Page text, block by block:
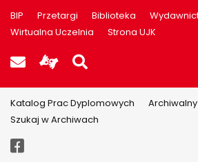
BIP Przetargi Biblioteka
Wirtualna Uczelnia
Strona UJK
Poczta UJK
Informacje dla
Szukaj na
Katalog Prac Dyplomowych
Szukaj w Archiwach
Facebook